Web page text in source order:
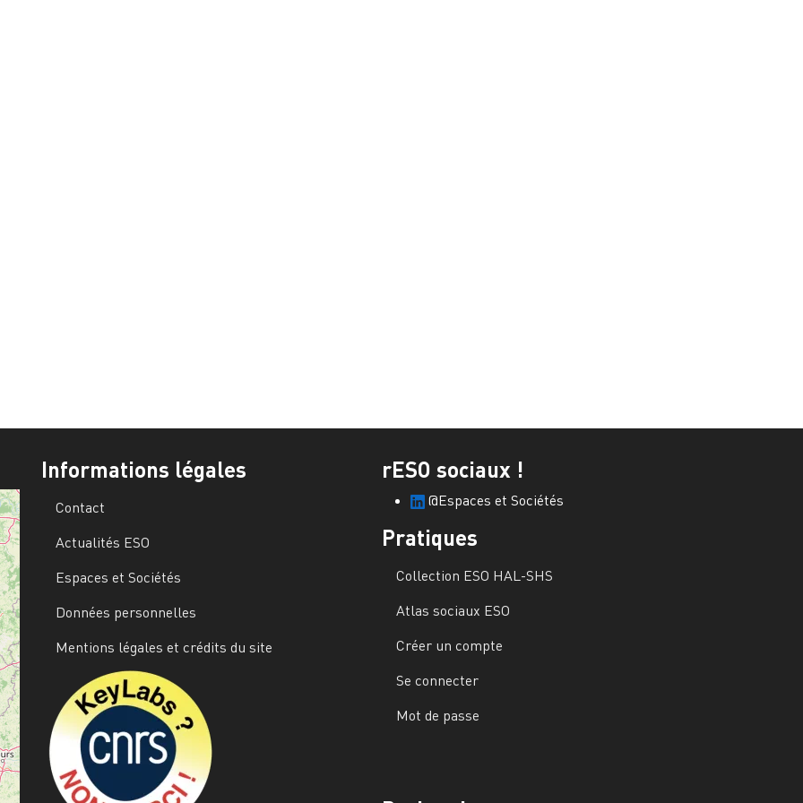
Informations légales
Contact
Actualités ESO
Espaces et Sociétés
Données personnelles
Mentions légales et crédits du site
rESO sociaux !
@Espaces et Sociétés
Pratiques
Collection ESO HAL-SHS
Atlas sociaux ESO
Créer un compte
Se connecter
Mot de passe